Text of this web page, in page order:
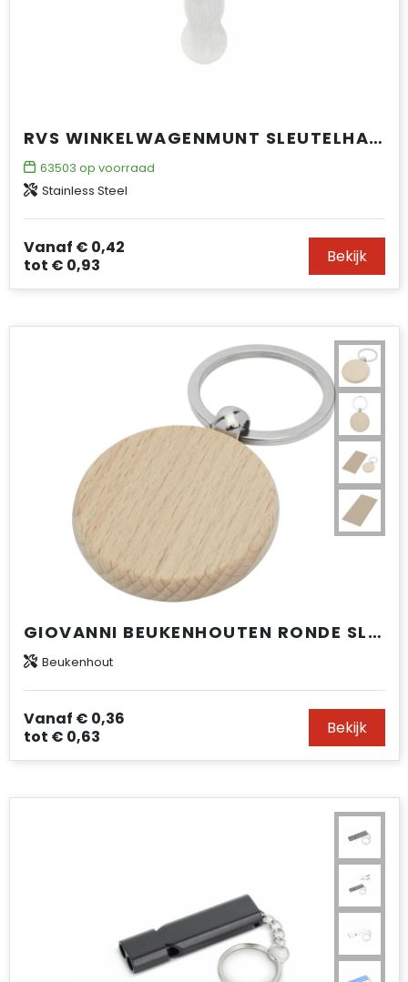
RVS WINKELWAGENMUNT SLEUTELHANGER
63503 op voorraad
Stainless Steel
Vanaf € 0,42
tot € 0,93 Bekijk
GIOVANNI BEUKENHOUTEN RONDE SLEUTELHANGER
Beukenhout
Vanaf € 0,36
tot € 0,63 Bekijk